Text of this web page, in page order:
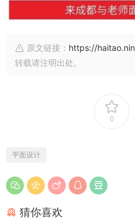
原文链接： https://
转载请注明出处。
0
平面设计
猜你喜欢